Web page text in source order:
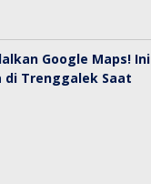
Google Maps! Ini
di Trenggalek Saat